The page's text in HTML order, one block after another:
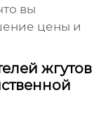
вы
цены и
жгутов